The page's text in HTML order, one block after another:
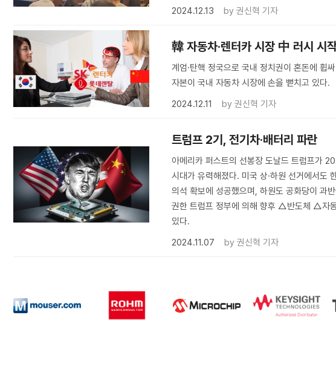
2024.12.13
by권신혁 기자
韓 자동차·렌터카 시장 中 러시 시
계엄·탄핵 정국으로 국내 정치권이 혼돈에 휩
자본이 국내 자동차 시장에 손을 뻗치고 있다.
2024.12.11
by권신혁 기자
트럼프 2기, 전기차·배터리 파란
아메리카 퍼스트의 선봉장 도날드 트럼프가
시대가 유력해졌다. 미국 상·하원 선거에서도
의석 확보에 성공했으며, 하원도 공화당이 과
권한 트럼프 정부에 의해 향후 △반도체 △자
있다.
2024.11.07
by권신혁 기자